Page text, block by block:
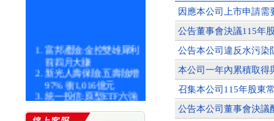
富邦產險:金控雙雄犀利
前四月大賺
新光人壽保險:五壽險增
97% 衝1,016億元
統一投信:原型ETF六強
漲逾九成
統一投信:主動式ETF溢
因應本公司上市申請
公告董事會決議115年
公告本公司違反水污染
本公司一年內累積取得
召集本公司115年股東
公告本公司董事會決議